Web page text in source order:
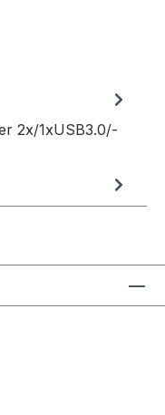
2x/1xUSB3.0/-